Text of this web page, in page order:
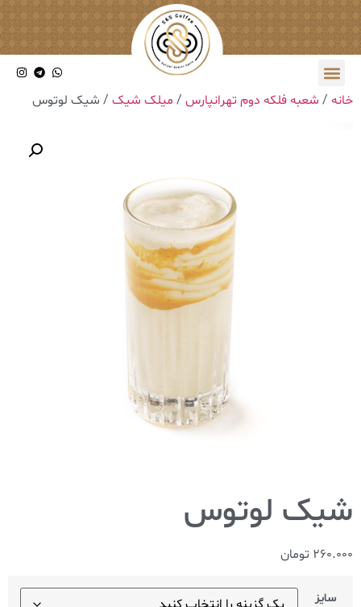
خانه / شعبه فلکه دوم تهرانپارس / میلک شیک / شیک لوتوس
شیک لوتوس
260.000 تومان
سایز